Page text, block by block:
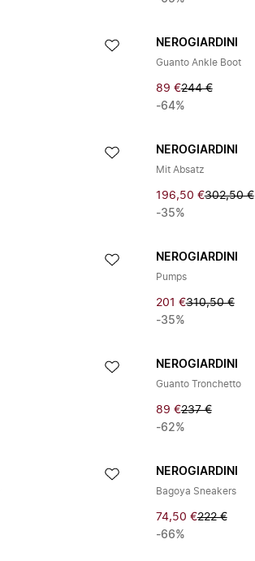
NEROGIARDINI
Guanto Ankle Boot
89 €244 €
-64%
NEROGIARDINI
Mit Absatz
196,50 €302,50 €
-35%
NEROGIARDINI
Pumps
201 €310,50 €
-35%
NEROGIARDINI
Guanto Tronchetto
89 €237 €
-62%
NEROGIARDINI
Bagoya Sneakers
74,50 €222 €
-66%